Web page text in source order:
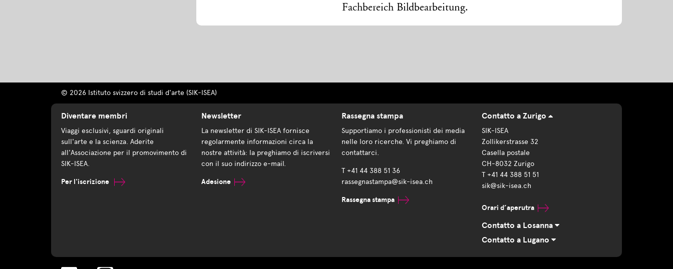
Fachbereich Bildbearbeitung.
© 2026 Istituto svizzero di studi d'arte (SIK-ISEA)
Diventare membri
Viaggi esclusivi, sguardi originali
sull'arte e la scienza. Aderite
all'Associazione per il promovimento di
SIK-ISEA.
Per l'iscrizione
Newsletter
La newsletter di SIK-ISEA fornisce
regolarmente informazioni circa la
nostre attività: la preghiamo di iscriversi
con il suo indirizzo e-mail.
Adesione
Rassegna stampa
Supportiamo i professionisti dei media
nelle loro ricerche. Vi preghiamo di
contattarci.
T +41 44 388 51 36
rassegnastampa@sik-isea.ch
Rassegna stampa
Contatto a Zurigo
SIK-ISEA
Zollikerstrasse 32
Casella postale
CH-8032 Zurigo
T +41 44 388 51 51
sik@sik-isea.ch
Orari d’aperutra
Contatto a Losanna
Contatto a Lugano